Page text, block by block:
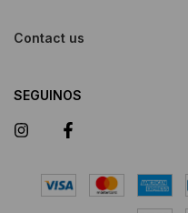
Contact us
SEGUINOS